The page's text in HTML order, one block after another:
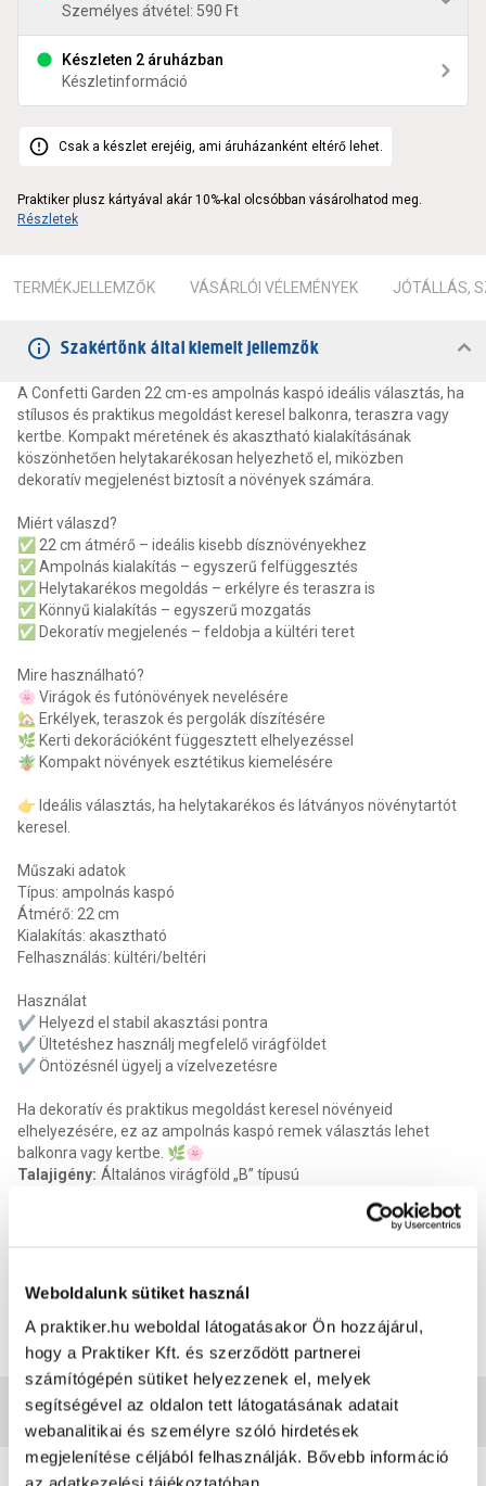
Weboldalunk sütiket használ
A praktiker.hu weboldal látogatásakor Ön hozzájárul,
hogy a Praktiker Kft. és szerződött partnerei
számítógépén sütiket helyezzenek el, melyek
segítségével az oldalon tett látogatásának adatait
webanalitikai és személyre szóló hirdetések
megjelenítése céljából felhasználják. Bővebb információ
Személyes átvétel: 590 Ft
Készleten 2 áruházban
Készletinformáció
Csak a készlet erejéig, ami áruházanként eltérő lehet.
Praktiker plusz kártyával akár 10%-kal olcsóbban vásárolhatod meg.
Részletek
TERMÉKJELLEMZŐK VÁSÁRLÓI VÉLEMÉNYEK JÓTÁLLÁS,
Szakértőnk által kiemelt jellemzők
A Confetti Garden 22 cm-es ampolnás kaspó ideális választás, ha
stílusos és praktikus megoldást keresel balkonra, teraszra vagy
kertbe. Kompakt méretének és akasztható kialakításának
köszönhetően helytakarékosan helyezhető el, miközben
dekoratív megjelenést biztosít a növények számára.
Miért válaszd?
✅ 22 cm átmérő – ideális kisebb dísznövényekhez
✅ Ampolnás kialakítás – egyszerű felfüggesztés
✅ Helytakarékos megoldás – erkélyre és teraszra is
✅ Könnyű kialakítás – egyszerű mozgatás
✅ Dekoratív megjelenés – feldobja a kültéri teret
Mire használható?
🌸 Virágok és futónövények nevelésére
🏡 Erkélyek, teraszok és pergolák díszítésére
🌿 Kerti dekorációként függesztett elhelyezéssel
🪴 Kompakt növények esztétikus kiemelésére
👉 Ideális választás, ha helytakarékos és látványos növénytartót
keresel.
Műszaki adatok
Típus: ampolnás kaspó
Átmérő: 22 cm
Kialakítás: akasztható
Felhasználás: kültéri/beltéri
Használat
✔️ Helyezd el stabil akasztási pontra
✔️ Ültetéshez használj megfelelő virágföldet
✔️ Öntözésnél ügyelj a vízelvezetésre
Ha dekoratív és praktikus megoldást keresel növényeid
elhelyezésére, ez az ampolnás kaspó remek választás lehet
balkonra vagy kertbe. 🌿🌸
Talajigény: Általános virágföld „B” típusú
Termék méret magasság
27 cm
Termék méret szélesség: 22 cm
Termék méret mélysége: 22 cm
EAN: 5998795743316
Vásárlói vélemények